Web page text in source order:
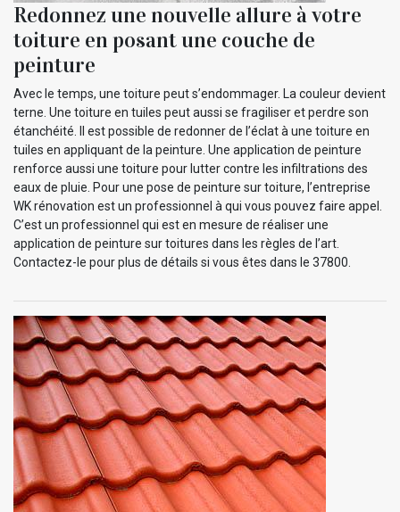
Redonnez une nouvelle allure à votre
toiture en posant une couche de
peinture
Avec le temps, une toiture peut s’endommager. La couleur devient
terne. Une toiture en tuiles peut aussi se fragiliser et perdre son
étanchéité. Il est possible de redonner de l’éclat à une toiture en
tuiles en appliquant de la peinture. Une application de peinture
renforce aussi une toiture pour lutter contre les infiltrations des
eaux de pluie. Pour une pose de peinture sur toiture, l’entreprise
WK rénovation est un professionnel à qui vous pouvez faire appel.
C’est un professionnel qui est en mesure de réaliser une
application de peinture sur toitures dans les règles de l’art.
Contactez-le pour plus de détails si vous êtes dans le 37800.